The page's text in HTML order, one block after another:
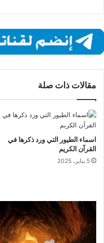
مقالات ذات صلة
اسماء الطيور التي ورد ذكرها في
القرآن الكريم
5 يناير، 2025